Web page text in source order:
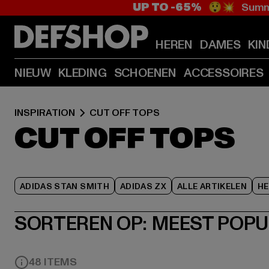
UP TO -65% 😲💥
HEREN DAMES
NIEUW KLEDING SCHOENEN ACCESSOIRES
INSPIRATION CUT OFF TOPS
CUT OFF TOPS
ADIDAS STAN SMITH ADIDAS ZX ALLE ARTIKELEN
SORTEREN OP: MEEST
48 ITEMS